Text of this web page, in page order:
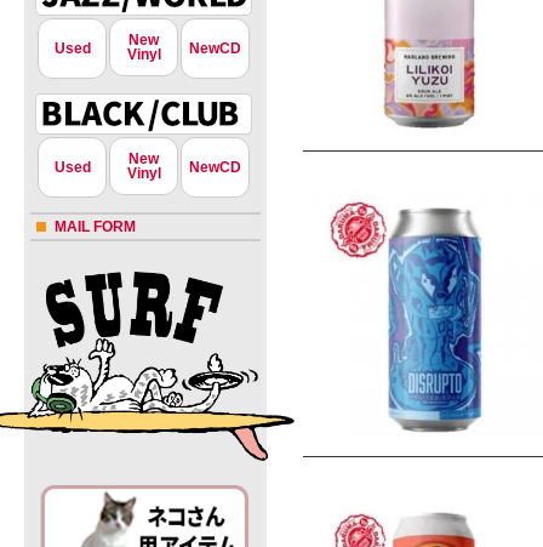
Used
New
Vinyl
NewCD
Used
New
Vinyl
NewCD
MAIL FORM